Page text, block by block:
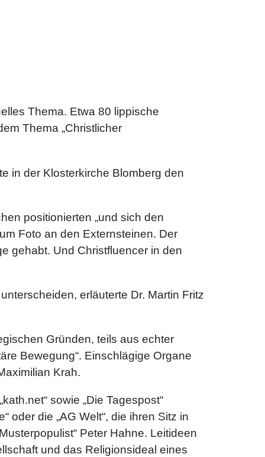
Thema. Etwa 80 lippische
Thema „Christlicher
in der Klosterkirche Blomberg den
positionierten „und sich den
Foto an den Externsteinen. Der
gehabt. Und Christfluencer in den
erläuterte Dr. Martin Fritz
Gründen, teils aus echter
Bewegung“. Einschlägige Organe
Krah.
sowie „Die Tagespost“
oder die „AG Welt“, die ihren Sitz in
Peter Hahne. Leitideen
und das Religionsideal eines